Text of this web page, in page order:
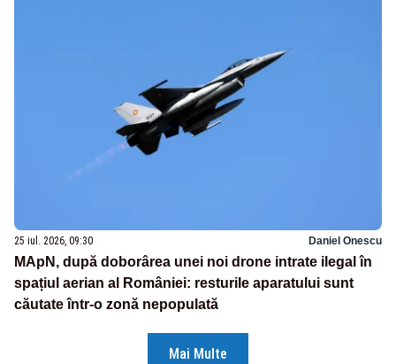
25 iul. 2026, 09:30 Daniel Onescu
MApN, după doborârea unei noi drone intrate ilegal în
spațiul aerian al României: resturile aparatului sunt
căutate într-o zonă nepopulată
Mai Multe